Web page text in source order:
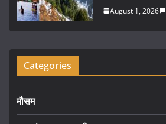
August 1, 2026
Categories
मौसम